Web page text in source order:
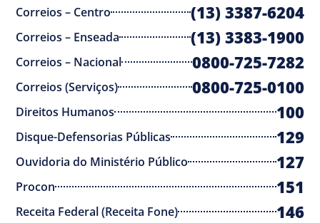
Correios – Centro (13) 3387-6204
Correios – Enseada (13) 3383-1900
Correios – Nacional 0800-725-7282
Correios (Serviços) 0800-725-0100
Direitos Humanos 100
Disque-Defensorias Públicas 129
Ouvidoria do Ministério Público 127
Procon 151
Receita Federal (Receita Fone) 146